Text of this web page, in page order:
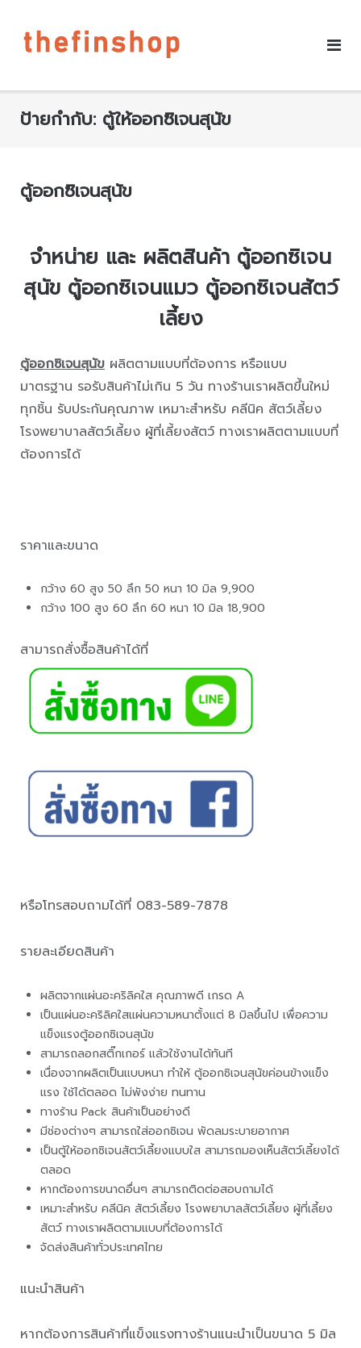
ป้ายกำกับ: ตู้ให้ออกซิเจนสุนัข
ตู้ออกซิเจนสุนัข
จำหน่าย และ ผลิตสินค้า ตู้ออกซิเจน
สุนัข ตู้ออกซิเจนแมว ตู้ออกซิเจนสัตว์
เลี้ยง
ตู้ออกซิเจนสุนัขผลิตตามแบบที่ต้องการ หรือแบบ
มาตรฐาน รอรับสินค้าไม่เกิน 5 วัน ทางร้านเราผลิตขึ้นใหม่
ทุกชิ้น รับประกันคุณภาพ เหมาะสำหรับ คลีนิค สัตว์เลี้ยง
โรงพยาบาลสัตว์เลี้ยง ผู้ที่เลี้ยงสัตว์ ทางเราผลิตตามแบบที่
ต้องการได้
ราคาและขนาด
กว้าง 60 สูง 50 ลึก 50 หนา 10 มิล 9,900
กว้าง 100 สูง 60 ลึก 60 หนา 10 มิล 18,900
สามารถสั่งซื้อสินค้าได้ที่
หรือโทรสอบถามได้ที่ 083-589-7878
รายละเอียดสินค้า
ผลิตจากแผ่นอะคริลิคใส คุณภาพดี เกรด A
เป็นแผ่นอะคริลิคใสแผ่นความหนาตั้งแต่ 8 มิลขึ้นไป เพื่อความ
แข็งแรงตู้ออกซิเจนสุนัข
สามารถลอกสติ๊กเกอร์ แล้วใช้งานได้ทันที
เนื่องจากผลิตเป็นแบบหนา ทำให้ ตู้ออกซิเจนสุนัขค่อนข้างแข็ง
แรง ใช้ได้ตลอด ไม่พังง่าย ทนทาน
ทางร้าน Pack สินค้าเป็นอย่างดี
มีช่องต่างๆ สามารถใส่ออกซิเจน พัดลมระบายอากาศ
เป็นตู้ให้ออกซิเจนสัตว์เลี้ยงแบบใส สามารถมองเห็นสัตว์เลี้ยงได้
ตลอด
หากต้องการขนาดอื่นๆ สามารถติดต่อสอบถามได้
เหมาะสำหรับ คลีนิค สัตว์เลี้ยง โรงพยาบาลสัตว์เลี้ยง ผู้ที่เลี้ยง
สัตว์ ทางเราผลิตตามแบบที่ต้องการได้
จัดส่งสินค้าทั่วประเทศไทย
แนะนำสินค้า
หากต้องการสินค้าที่แข็งแรงทางร้านแนะนำเป็นขนาด 5 มิล